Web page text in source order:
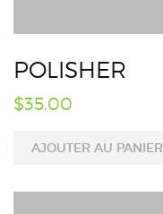
POLISHER
$35.00
AJOUTER AU PANIER